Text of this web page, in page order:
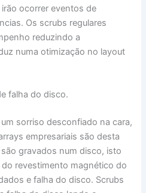
ocorrer eventos de
Os scrubs regulares
reduzindo a
numa otimização no layout
falha do disco.
sorriso desconfiado na cara,
empresariais são desta
gravados num disco, isto
revestimento magnético do
e falha do disco. Scrubs